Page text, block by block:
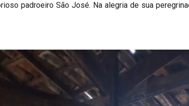
padroeiro São José. Na alegria de sua